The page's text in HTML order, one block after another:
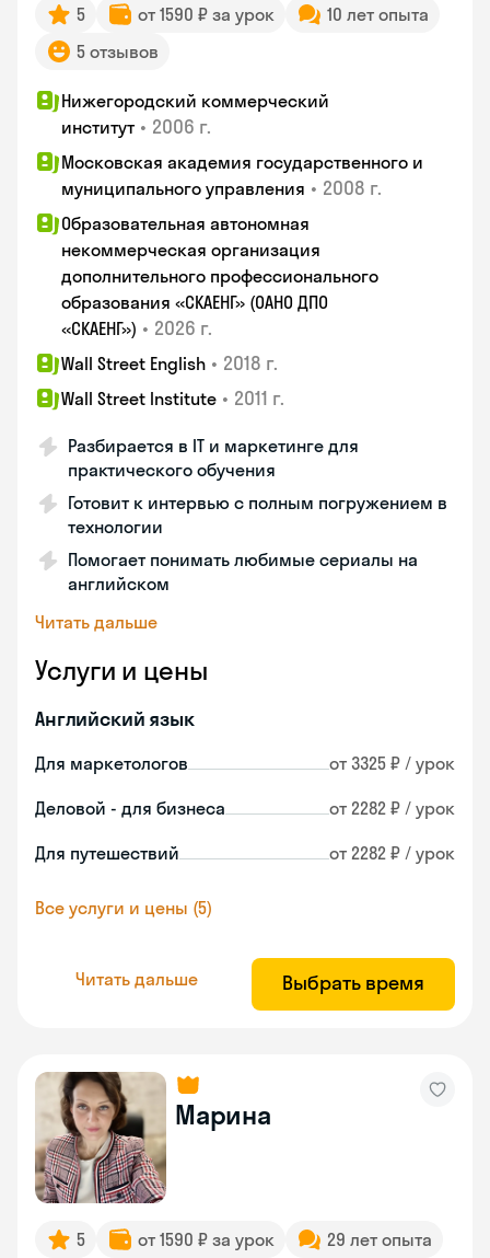
5 от 1590 ₽ за урок
10 лет опыта
5 отзывов
Нижегородский коммерческий
институт • 2006 г.
Московская академия государственного и
муниципального управления • 2008 г.
Образовательная автономная
некоммерческая организация
дополнительного профессионального
образования «СКАЕНГ» (ОАНО ДПО
«СКАЕНГ») • 2026 г.
Wall Street English • 2018 г.
Wall Street Institute • 2011 г.
Разбирается в IT и маркетинге для
практического обучения
Готовит к интервью с полным погружением в
технологии
Помогает понимать любимые сериалы на
английском
Читать дальше
Услуги и цены
Английский язык
Для маркетологов от 3325 ₽ / урок
Деловой - для бизнеса от 2282 ₽ / урок
Для путешествий от 2282 ₽ / урок
Все услуги и цены (5)
Читать дальше Выбрать время
Марина
5 от 1590 ₽ за урок 29 лет опыта